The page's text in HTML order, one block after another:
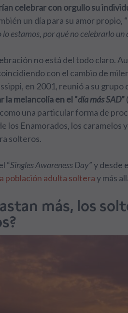
celebrar con orgullo su
un día para su amor propio,
estamos, por qué no celebrarlo un
no está del todo claro.
con el cambio de
en 2001, reunió a su grupo
la melancolía en el “día más SAD”
una particular forma de
los Enamorados, los
solteros.
“Singles Awareness Day” y desde
población adulta solteray más
más, los